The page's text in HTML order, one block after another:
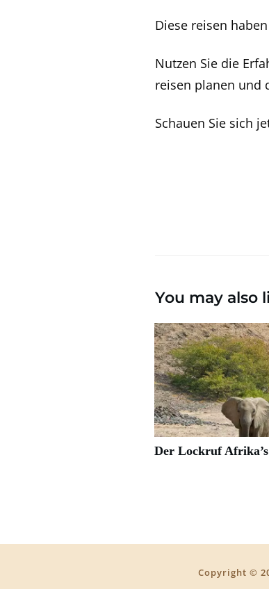
Diese reisen
Nutzen Sie die
reisen planen und
Schauen Sie sich
You may also
Der Lockruf
Copyright ©